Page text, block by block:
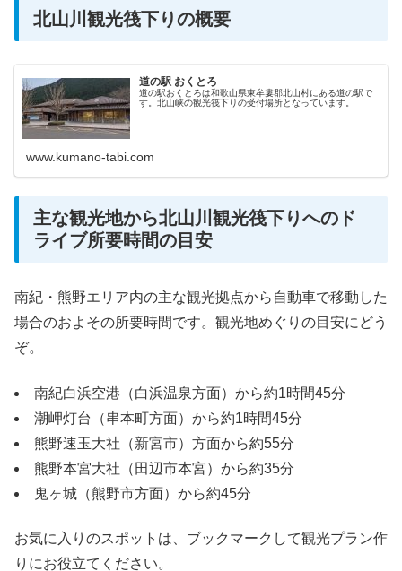
北山川観光筏下りの概要
道の駅 おくとろ
道の駅おくとろは和歌山県東牟婁郡北山村にある道の駅で
す。北山峡の観光筏下りの受付場所となっています。
www.kumano-tabi.com
主な観光地から北山川観光筏下りへのド
ライブ所要時間の目安
南紀・熊野エリア内の主な観光拠点から自動車で移動した
場合のおよその所要時間です。観光地めぐりの目安にどう
ぞ。
南紀白浜空港（白浜温泉方面）から約1時間45分
潮岬灯台（串本町方面）から約1時間45分
熊野速玉大社（新宮市）方面から約55分
熊野本宮大社（田辺市本宮）から約35分
鬼ヶ城（熊野市方面）から約45分
お気に入りのスポットは、ブックマークして観光プラン作
りにお役立てください。